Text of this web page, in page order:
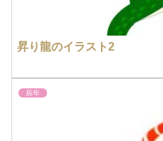
昇り龍のイラスト2
辰年